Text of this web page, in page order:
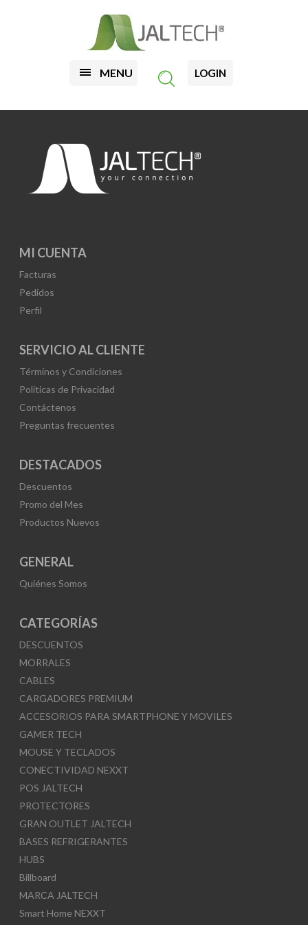
MENU LOGIN
MI CUENTA
Facturas
Pedidos
Perfil
SERVICIO AL CLIENTE
Términos y Condiciones
Políticas de Privacidad
Contáctenos
Preguntas frecuentes
DESTACADOS
Descuentos
Promo del Mes
Productos Nuevos
GENERAL
Quiénes Somos
CATEGORÍAS
DESCUENTOS
MORRALES
CABLES
CARGADORES PREMIUM
ACCESORIOS PARA SMARTPHONE Y MOVILES
GAMER TECH
MOUSE Y TECLADOS
CONECTIVIDAD NEXXT
POS JALTECH
PROTECTORES
GRAN OUTLET JALTECH
BASES REFRIGERANTES
HUBS
Billboard
MARCA JALTECH
Smart Home NEXXT